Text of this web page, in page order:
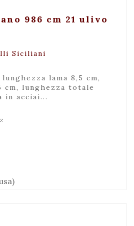
+ Visualizza
986 cm 21 ulivo
Siciliani
cm, lunghezza totale
in acciai...